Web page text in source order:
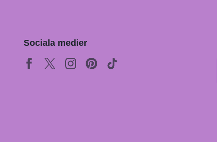
Sociala medier